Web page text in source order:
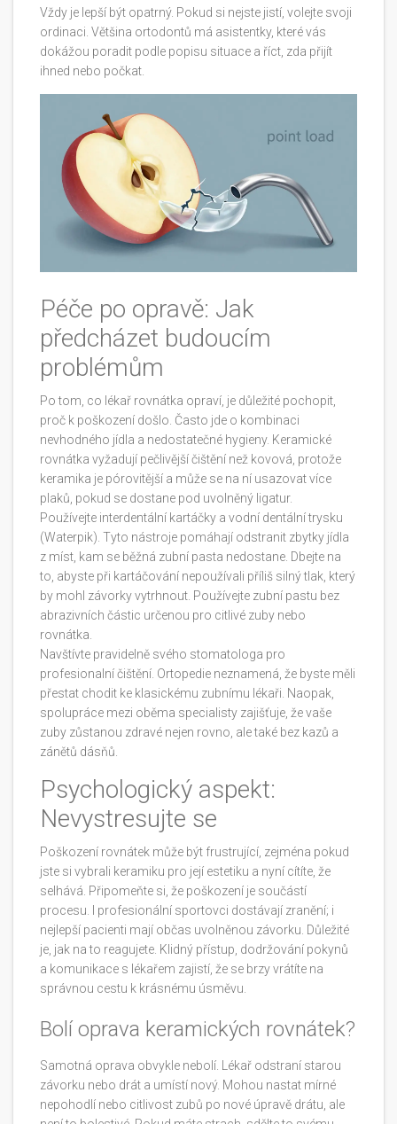
Vždy je lepší být opatrný. Pokud si nejste jistí, volejte svoji
ordinaci. Většina ortodontů má asistentky, které vás
dokážou poradit podle popisu situace a říct, zda přijít
ihned nebo počkat.
Péče po opravě: Jak
předcházet budoucím
problémům
Po tom, co lékař rovnátka opraví, je důležité pochopit,
proč k poškození došlo. Často jde o kombinaci
nevhodného jídla a nedostatečné hygieny. Keramické
rovnátka vyžadují pečlivější čištění než kovová, protože
keramika je pórovitější a může se na ní usazovat více
plaků, pokud se dostane pod uvolněný ligatur.
Používejte interdentální kartáčky a vodní dentální trysku
(Waterpik). Tyto nástroje pomáhají odstranit zbytky jídla
z míst, kam se běžná zubní pasta nedostane. Dbejte na
to, abyste při kartáčování nepoužívali příliš silný tlak, který
by mohl závorky vytrhnout. Používejte zubní pastu bez
abrazivních částic určenou pro citlivé zuby nebo
rovnátka.
Navštívte pravidelně svého stomatologa pro
profesionalní čištění. Ortopedie neznamená, že byste měli
přestat chodit ke klasickému zubnímu lékaři. Naopak,
spolupráce mezi oběma specialisty zajišťuje, že vaše
zuby zůstanou zdravé nejen rovno, ale také bez kazů a
zánětů dásňů.
Psychologický aspekt:
Nevystresujte se
Poškození rovnátek může být frustrující, zejména pokud
jste si vybrali keramiku pro její estetiku a nyní cítíte, že
selhává. Připomeňte si, že poškození je součástí
procesu. I profesionální sportovci dostávají zranění; i
nejlepší pacienti mají občas uvolněnou závorku. Důležité
je, jak na to reagujete. Klidný přístup, dodržování pokynů
a komunikace s lékařem zajistí, že se brzy vrátíte na
správnou cestu k krásnému úsměvu.
Bolí oprava keramických rovnátek?
Samotná oprava obvykle nebolí. Lékař odstraní starou
závorku nebo drát a umístí nový. Mohou nastat mírné
nepohodlí nebo citlivost zubů po nové úpravě drátu, ale